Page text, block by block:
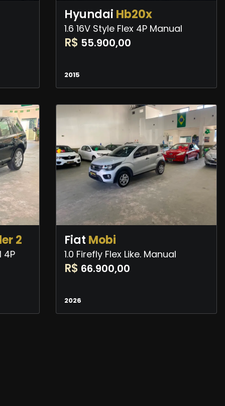
Hyundai Hb20x
1.6 16V Style Flex 4P Manual
R$ 55.900,00
2015
2
4P
Fiat Mobi
1.0 Firefly Flex Like. Manual
R$ 66.900,00
2026